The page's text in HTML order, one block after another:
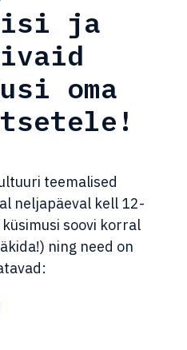
ja
oma
teemalised
neljapäeval kell 12-
soovi korral
ning need on